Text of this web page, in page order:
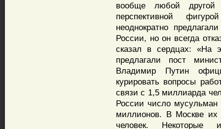
вообще любой другой
перспективной
неоднократно
России, но он всегда
сказал в сердцах: «На
предлагали пост
Владимир Путин
курировать вопросы
связи с 1,5 миллиарда
России число мусульман
миллионов. В Москве
человек.